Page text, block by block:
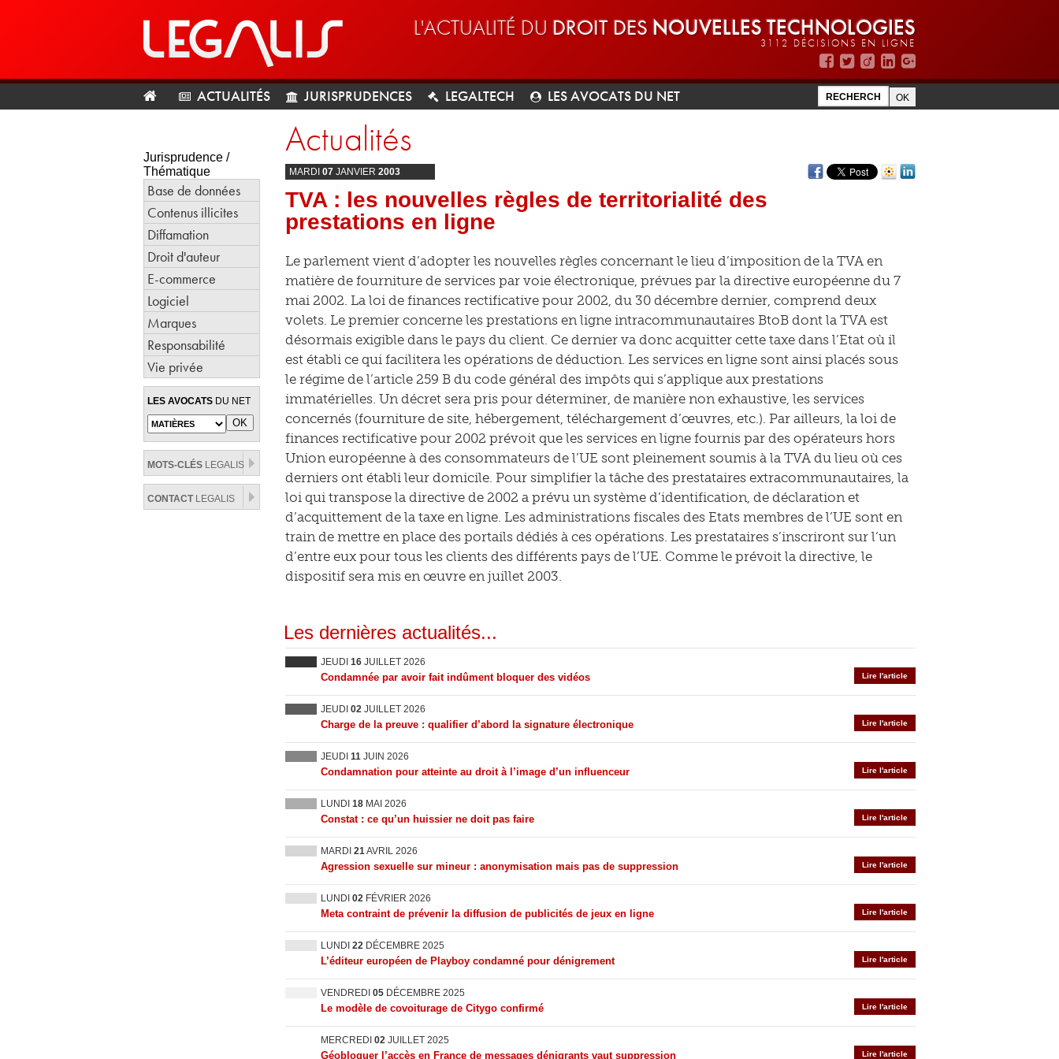
L'ACTUALITÉ DU DROIT DES NOUVELLES TECHNOLOGIES
3112 DÉCISIONS EN LIGNE
ACTUALITÉS JURISPRUDENCES LEGALTECH LES AVOCATS DU NET
Jurisprudence /
Thématique
Base de données
Contenus illicites
Diffamation
Droit d'auteur
E-commerce
Logiciel
Marques
Responsabilité
Vie privée
LES AVOCATS DU NET
MOTS-CLÉS LEGALIS
CONTACTLEGALIS
Actualités
MARDI 07 JANVIER 2003
TVA : les nouvelles règles de territorialité des
prestations en ligne
Le parlement vient d’adopter les nouvelles règles concernant le lieu d’imposition de la TVA en
matière de fourniture de services par voie électronique, prévues par la directive européenne du 7
mai 2002. La loi de finances rectificative pour 2002, du 30 décembre dernier, comprend deux
volets. Le premier concerne les prestations en ligne intracommunautaires BtoB dont la TVA est
désormais exigible dans le pays du client. Ce dernier va donc acquitter cette taxe dans l’Etat où il
est établi ce qui facilitera les opérations de déduction. Les services en ligne sont ainsi placés sous
le régime de l’article 259 B du code général des impôts qui s’applique aux prestations
immatérielles. Un décret sera pris pour déterminer, de manière non exhaustive, les services
concernés (fourniture de site, hébergement, téléchargement d’œuvres, etc.). Par ailleurs, la loi de
finances rectificative pour 2002 prévoit que les services en ligne fournis par des opérateurs hors
Union européenne à des consommateurs de l’UE sont pleinement soumis à la TVA du lieu où ces
derniers ont établi leur domicile. Pour simplifier la tâche des prestataires extracommunautaires, la
loi qui transpose la directive de 2002 a prévu un système d’identification, de déclaration et
d’acquittement de la taxe en ligne. Les administrations fiscales des Etats membres de l’UE sont en
train de mettre en place des portails dédiés à ces opérations. Les prestataires s’inscriront sur l’un
d’entre eux pour tous les clients des différents pays de l’UE. Comme le prévoit la directive, le
dispositif sera mis en œuvre en juillet 2003.
Les dernières actualités...
JEUDI 16 JUILLET 2026
Lire l'article
Condamnée par avoir fait indûment bloquer des vidéos
JEUDI 02 JUILLET 2026
Lire l'article
Charge de la preuve : qualifier d’abord la signature électronique
JEUDI 11 JUIN 2026
Lire l'article
Condamnation pour atteinte au droit à l’image d’un influenceur
LUNDI 18 MAI 2026
Lire l'article
Constat : ce qu’un huissier ne doit pas faire
MARDI 21AVRIL 2026
Lire l'article
Agression sexuelle sur mineur : anonymisation mais pas de suppression
LUNDI 02 FÉVRIER 2026
Lire l'article
Meta contraint de prévenir la diffusion de publicités de jeux en ligne
LUNDI 22 DÉCEMBRE 2025
Lire l'article
L’éditeur européen de Playboy condamné pour dénigrement
VENDREDI 05 DÉCEMBRE 2025
Lire l'article
Le modèle de covoiturage de Citygo confirmé
MERCREDI 02 JUILLET 2025
Lire l'article
Géobloquer l’accès en France de messages dénigrants vaut suppression